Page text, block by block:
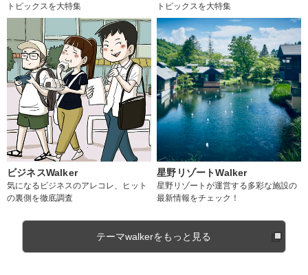
トピックスを大特集
トピックスを大特集
ビジネスWalker
気になるビジネスのアレコレ、ヒット
の裏側を徹底調査
星野リゾートWalker
星野リゾートが運営する多彩な施設の
最新情報をチェック！
テーマwalkerをもっと見る